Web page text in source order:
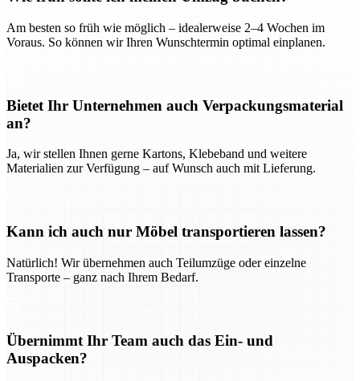
Am besten so früh wie möglich – idealerweise 2–4 Wochen im
Voraus. So können wir Ihren Wunschtermin optimal einplanen.
Bietet Ihr Unternehmen auch Verpackungsmaterial
an?
Ja, wir stellen Ihnen gerne Kartons, Klebeband und weitere
Materialien zur Verfügung – auf Wunsch auch mit Lieferung.
Kann ich auch nur Möbel transportieren lassen?
Natürlich! Wir übernehmen auch Teilumzüge oder einzelne
Transporte – ganz nach Ihrem Bedarf.
Übernimmt Ihr Team auch das Ein- und
Auspacken?